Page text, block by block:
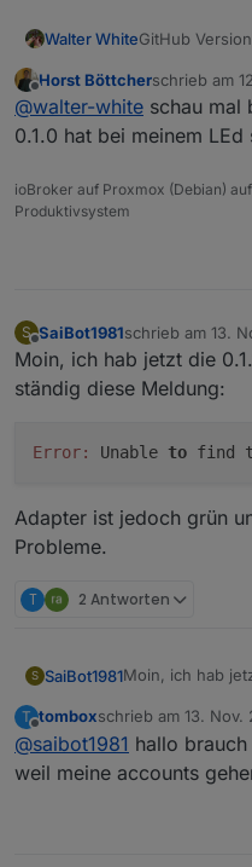
2023-11-
tapo.0
2023-11-
tapo.0
2023-11-
2023-11-
Walter WhiteGitHub
c210, also
man
Steuern.
Ich hoffe
unsere
Offline
Horst Böttcherschrieb am
zuletzt
@walter-white schau mal
0.1.0 hat bei meinem
ioBroker auf Proxmox (Debian)
Produktivsystem
S
Offline
SaiBot1981schrieb am 13.
zuletzt editiert
Moin, ich hab jetzt die
ständig diese Meldung:
Error: Unable to find
Adapter ist jedoch grün
Probleme.
T 2 Antworten
S SaiBot1981Moin, ich hab
Adapter ist
ohne Probleme.
T
Offline
tomboxschrieb am 13. Nov.
zuletzt editiert von
@saibot1981 hallo
weil meine accounts